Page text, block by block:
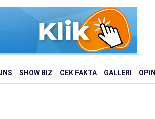
SHOW BIZ CEK FAKTA GALLERI OPINI